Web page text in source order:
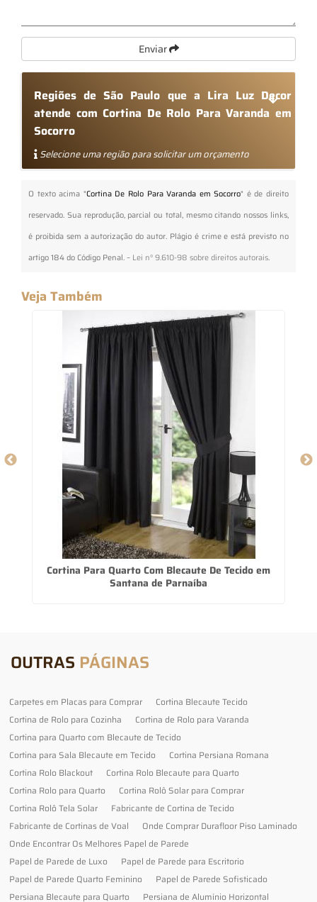
Enviar
Regiões de São Paulo que a Lira Luz Decor
atende com Cortina De Rolo Para Varanda em
Socorro
Selecione uma região para solicitar um orçamento
O texto acima "Cortina De Rolo Para Varanda em Socorro" é de direito
reservado. Sua reprodução, parcial ou total, mesmo citando nossos links,
é proibida sem a autorização do autor. Plágio é crime e está previsto no
artigo 184 do Código Penal. – Lei n° 9.610-98 sobre direitos autorais.
Veja Também
Cortina Para Quarto Com Blecaute De Tecido em
Santana de Parnaíba
OUTRAS PÁGINAS
Carpetes em Placas para Comprar
Cortina Blecaute Tecido
Cortina de Rolo para Cozinha
Cortina de Rolo para Varanda
Cortina para Quarto com Blecaute de Tecido
Cortina para Sala Blecaute em Tecido
Cortina Persiana Romana
Cortina Rolo Blackout
Cortina Rolo Blecaute para Quarto
Cortina Rolo para Quarto
Cortina Rolô Solar para Comprar
Cortina Rolô Tela Solar
Fabricante de Cortina de Tecido
Fabricante de Cortinas de Voal
Onde Comprar Durafloor Piso Laminado
Onde Encontrar Os Melhores Papel de Parede
Papel de Parede de Luxo
Papel de Parede para Escritorio
Papel de Parede Quarto Feminino
Papel de Parede Sofisticado
Persiana Blecaute para Quarto
Persiana de Alumínio Horizontal